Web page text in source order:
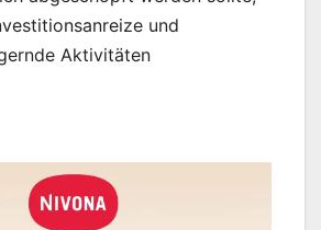
und
Aktivitäten